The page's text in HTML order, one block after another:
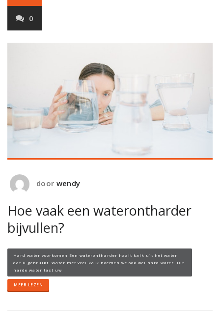
0
door wendy
Hoe vaak een waterontharder
bijvullen?
Hard water voorkomen Een waterontharder haalt kalk uit het water
dat u gebruikt. Water met veel kalk noemen we ook wel hard water. Dit
harde water tast uw
MEER LEZEN